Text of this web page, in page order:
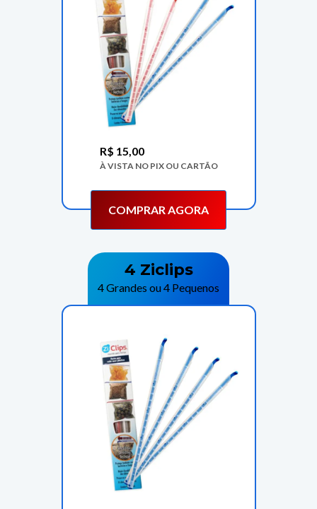
R$ 15,00
À VISTA NO PIX OU CARTÃO
COMPRAR AGORA
4 Ziclips
4 Grandes ou 4 Pequenos